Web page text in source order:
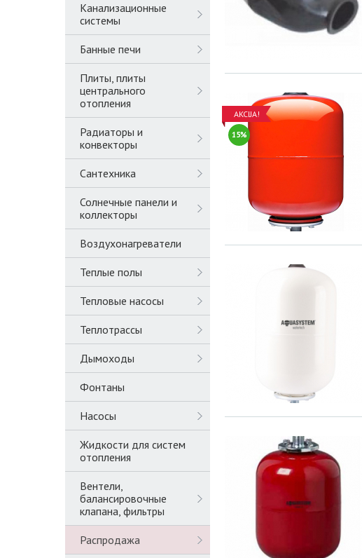
Канализационные
системы
Банные печи
Плиты, плиты
центрального
отопления
Радиаторы и
конвекторы
Сантехника
Солнечные панели и
коллекторы
Воздухонагреватели
Теплые полы
Тепловые насосы
Теплотрассы
Дымоходы
Фонтаны
Насосы
Жидкости для систем
отопления
Вентели,
балансировочные
клапана, фильтры
Распродажа
AKCIJA!
15%